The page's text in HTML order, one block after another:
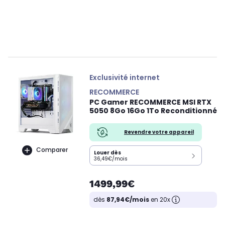
Comparer
Exclusivité internet
RECOMMERCE
PC Gamer RECOMMERCE MSI RTX
5050 8Go 16Go 1To Reconditionné
Revendre votre appareil
Louer dès
36,49€/mois
1499,99€
dès 87,94€/moisen 20x